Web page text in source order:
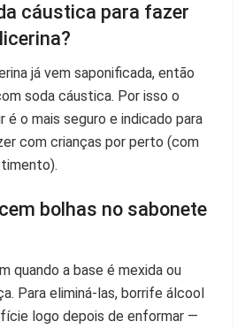
cáustica para fazer
já vem saponificada, então
soda cáustica. Por isso o
o mais seguro e indicado para
com crianças por perto (com
bolhas no sabonete
quando a base é mexida ou
Para eliminá-las, borrife álcool
logo depois de enformar —